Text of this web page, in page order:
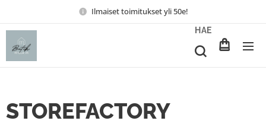
Ilmaiset toimitukset yli 50e!
HAE
STOREFACTORY